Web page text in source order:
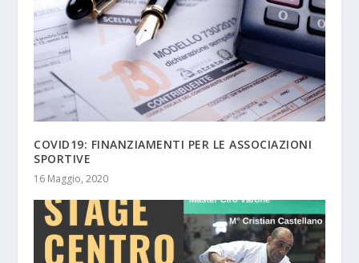
COVID19: FINANZIAMENTI PER LE ASSOCIAZIONI
SPORTIVE
16 Maggio, 2020